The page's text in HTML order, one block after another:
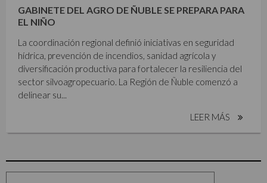
GABINETE DEL AGRO DE ÑUBLE SE PREPARA PARA
EL NIÑO
La coordinación regional definió iniciativas en seguridad
hídrica, prevención de incendios, sanidad agrícola y
diversificación productiva para fortalecer la resiliencia del
sector silvoagropecuario. La Región de Ñuble comenzó a
delinear su...
LEER MÁS